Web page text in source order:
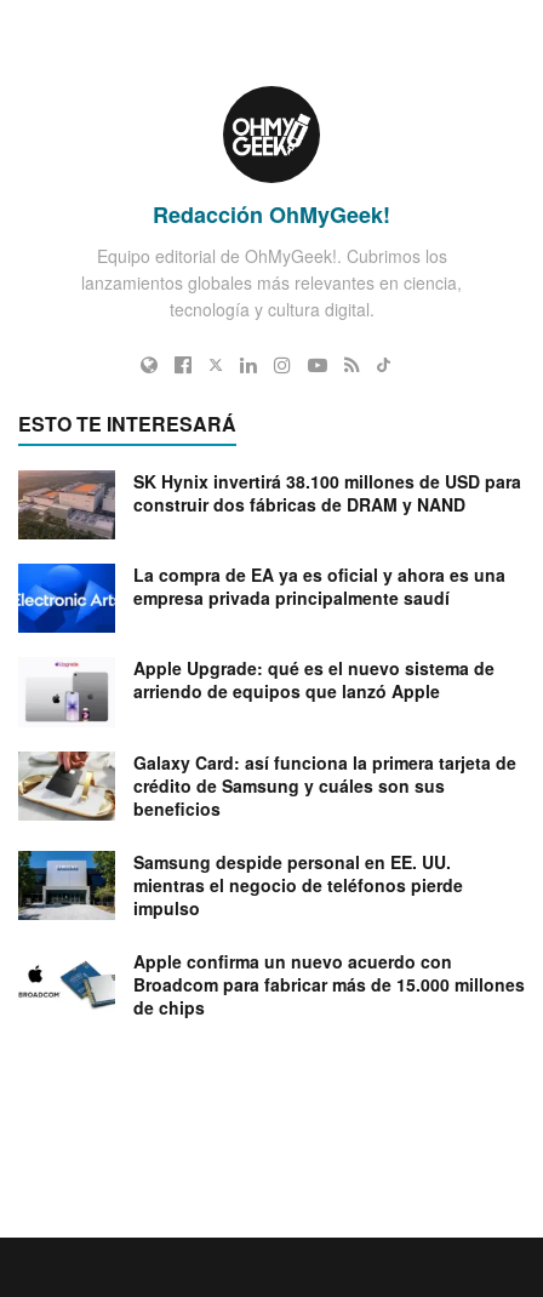
Redacción OhMyGeek!
Equipo editorial de OhMyGeek!. Cubrimos los
lanzamientos globales más relevantes en ciencia,
tecnología y cultura digital.
ESTO TE INTERESARÁ
SK Hynix invertirá 38.100 millones de USD para
construir dos fábricas de DRAM y NAND
La compra de EA ya es oficial y ahora es una
empresa privada principalmente saudí
Apple Upgrade: qué es el nuevo sistema de
arriendo de equipos que lanzó Apple
Galaxy Card: así funciona la primera tarjeta de
crédito de Samsung y cuáles son sus
beneficios
Samsung despide personal en EE. UU.
mientras el negocio de teléfonos pierde
impulso
Apple confirma un nuevo acuerdo con
Broadcom para fabricar más de 15.000 millones
de chips